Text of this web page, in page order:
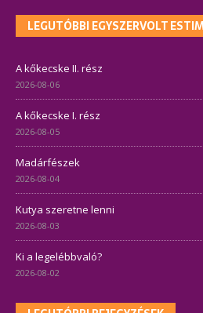
LEGUTÓBBI EGYSZERVOLT
A kőkecske II. rész
2026-08-06
A kőkecske I. rész
2026-08-05
Madárfészek
2026-08-04
Kutya szeretne lenni
2026-08-03
Ki a legelébbvaló?
2026-08-02